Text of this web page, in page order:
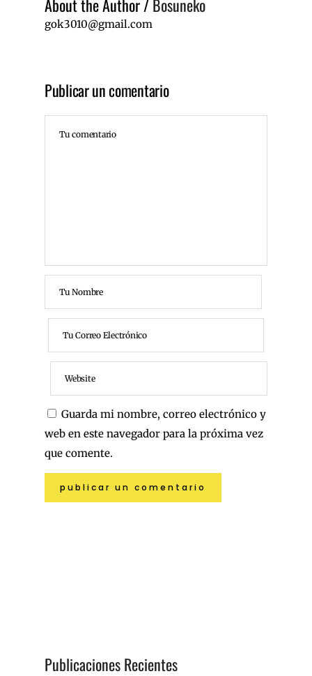
About the Author/ Bosuneko
gok3010@gmail.com
Publicar un comentario
Guarda mi nombre, correo electrónico y
web en este navegador para la próxima vez
que comente.
Publicaciones Recientes